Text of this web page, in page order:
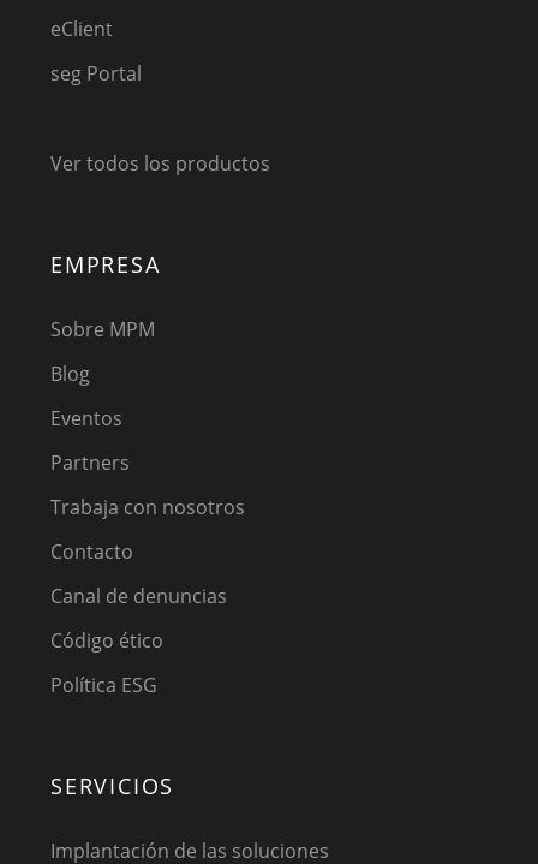
eClient
seg Portal
Ver todos los productos
EMPRESA
Sobre MPM
Blog
Eventos
Partners
Trabaja con nosotros
Contacto
Canal de denuncias
Código ético
Política ESG
SERVICIOS
Implantación de las soluciones